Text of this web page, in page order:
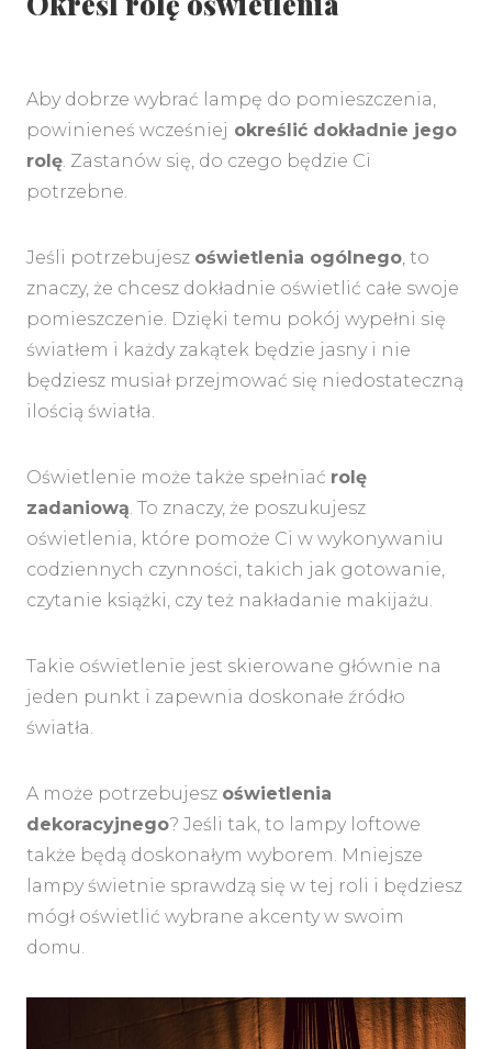
Aby dobrze wybrać lampę do pomieszczenia,
powinieneś wcześniej określić dokładnie jego
rolę . Zastanów się, do czego będzie Ci
potrzebne.
Jeśli potrzebujesz oświetlenia ogólnego , to
znaczy, że chcesz dokładnie oświetlić całe swoje
pomieszczenie. Dzięki temu pokój wypełni się
światłem i każdy zakątek będzie jasny i nie
będziesz musiał przejmować się niedostateczną
ilością światła.
Oświetlenie może także spełniać rolę
zadaniową . To znaczy, że poszukujesz
oświetlenia, które pomoże Ci w wykonywaniu
codziennych czynności, takich jak gotowanie,
czytanie książki, czy też nakładanie makijażu.
Takie oświetlenie jest skierowane głównie na
jeden punkt i zapewnia doskonałe źródło
światła.
A może potrzebujesz oświetlenia
dekoracyjnego? Jeśli tak, to lampy loftowe
także będą doskonałym wyborem. Mniejsze
lampy świetnie sprawdzą się w tej roli i będziesz
mógł oświetlić wybrane akcenty w swoim
domu.